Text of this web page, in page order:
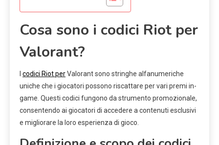
Cosa sono i codici Riot per
Valorant?
codici Riot perValorant sono stringhe alfanumeriche
uniche che i giocatori possono riscattare per vari premi in-
game. Questi codici fungono da strumento promozionale,
consentendo ai giocatori di accedere a contenuti esclusivi
e migliorare la loro esperienza di gioco.